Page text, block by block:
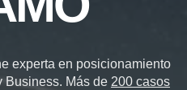
experta en posicionamiento
Business. Más de 200 casos